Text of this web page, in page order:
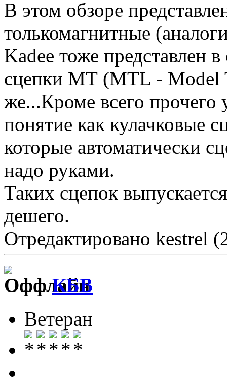
В этом обзоре
толькомагнитные
Kadee тоже представлен
сцепки МТ (MTL - Model
же...Кроме всего прочего
понятие как кулачковые
которые автоматически
надо руками.
Таких сцепок
дешего.
Отредактировано kestrel
КБВ
Ветеран